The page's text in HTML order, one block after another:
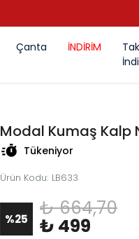
Çanta İNDİRİM
Modal Kumaş Kalp
Tükeniyor
Ürün Kodu: LB633
%25 ₺ 664,70
₺ 499